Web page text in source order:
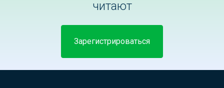
читают
Зарегистрироваться